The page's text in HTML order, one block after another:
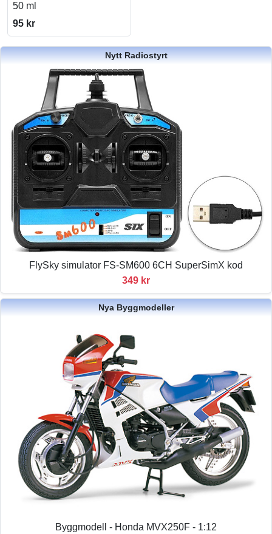
50 ml
95 kr
Nytt Radiostyrt
FlySky simulator FS-SM600 6CH SuperSimX kod
349 kr
Nya Byggmodeller
Byggmodell - Honda MVX250F - 1:12